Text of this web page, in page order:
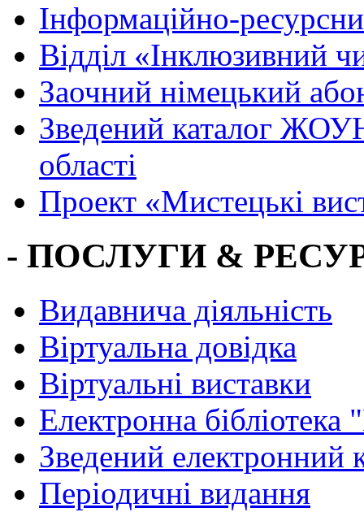
Інформаційно-
Вiддiл «Інклюзивний
Заочний німецький
Зведений каталог
області
Проект «Мистецькі
- ПОСЛУГИ &
Видавнича діяльність
Віртуальна довідка
Віртуальні виставки
Електронна
Зведений електронний
Періодичні видання